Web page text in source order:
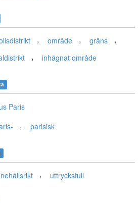
, område , gräns ,
, inhägnat område
Paris
, parisisk
, uttrycksfull